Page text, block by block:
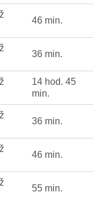
46 min.
36 min.
14 hod. 45
min.
36 min.
46 min.
55 min.